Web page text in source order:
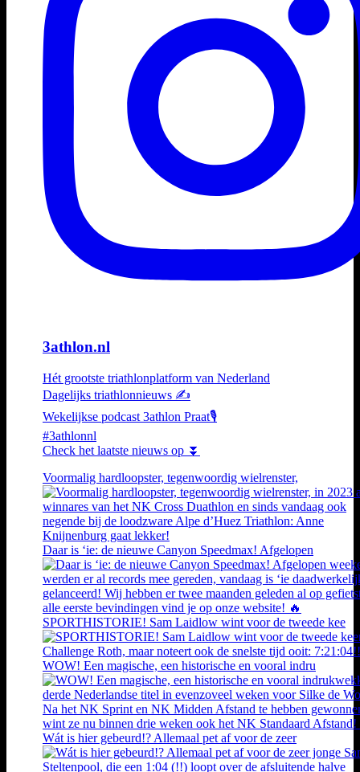
3athlon.nl
Hét grootste triathlonplatform van Nederland
Dagelijks triathlonnieuws ✍️
Wekelijkse podcast 3athlon Praat🎙️
#3athlonnl
Check het laatste nieuws op ⏬
Voormalig hardloopster, tegenwoordig wielrenster,
Daar is ‘ie: de nieuwe Canyon Speedmax! Afgelopen
SPORTHISTORIE! Sam Laidlow wint voor de tweede kee
WOW! Een magische, een historische en vooral indru
Wát is hier gebeurd!? Allemaal pet af voor de zeer